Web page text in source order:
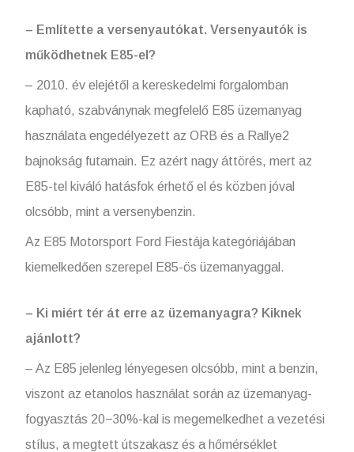
– Említette a versenyautókat. Versenyautók is
működhetnek E85-el?
– 2010. év elejétől a kereskedelmi forgalomban
kapható, szabványnak megfelelő E85 üzemanyag
használata engedélyezett az ORB és a Rallye2
bajnokság futamain. Ez azért nagy áttörés, mert az
E85-tel kiváló hatásfok érhető el és közben jóval
olcsóbb, mint a versenybenzin.
Az E85 Motorsport Ford Fiestája kategóriájában
kiemelkedően szerepel E85-ös üzemanyaggal.
– Ki miért tér át erre az üzemanyagra? Kiknek
ajánlott?
– Az E85 jelenleg lényegesen olcsóbb, mint a benzin,
viszont az etanolos használat során az üzemanyag-
fogyasztás 20−30%-kal is megemelkedhet a vezetési
stílus, a megtett útszakasz és a hőmérséklet